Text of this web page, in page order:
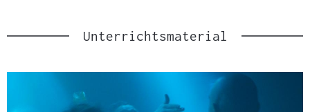
Unterrichtsmaterial